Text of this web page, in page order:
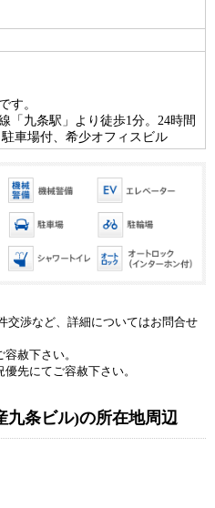
す。
「九条駅」より徒歩1分。24時間
車場付、希少オフィスビル
交渉など、詳細についてはお問合せ
赦下さい。
先にてご容赦下さい。
九条ビル)の所在地周辺